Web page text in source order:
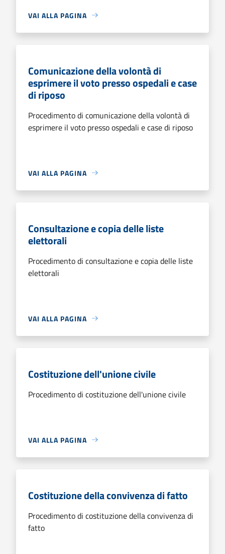
VAI ALLA PAGINA
Comunicazione della volontà di
esprimere il voto presso ospedali e case
di riposo
Procedimento di comunicazione della volontà di
esprimere il voto presso ospedali e case di riposo
VAI ALLA PAGINA
Consultazione e copia delle liste
elettorali
Procedimento di consultazione e copia delle liste
elettorali
VAI ALLA PAGINA
Costituzione dell'unione civile
Procedimento di costituzione dell'unione civile
VAI ALLA PAGINA
Costituzione della convivenza di fatto
Procedimento di costituzione della convivenza di
fatto